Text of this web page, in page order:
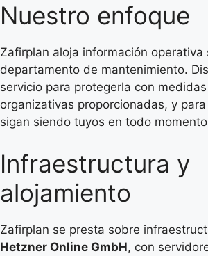
Nuestro enfoque
Zafirplan aloja información operativa
departamento de mantenimiento.
servicio para protegerla con
organizativas proporcionadas, y
sigan siendo tuyos en todo
Infraestructura y
alojamiento
Zafirplan se presta sobre
Hetzner Online GmbH, con